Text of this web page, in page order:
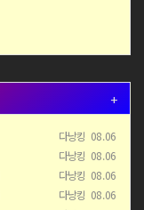
+
다낭킹 08.06
다낭킹 08.06
다낭킹 08.06
다낭킹 08.06